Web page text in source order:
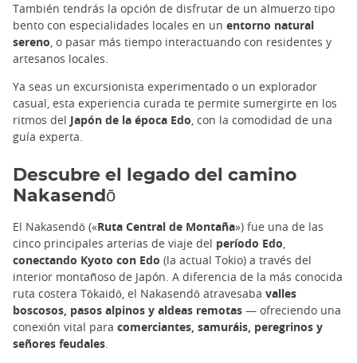
También tendrás la opción de disfrutar de un almuerzo tipo
bento con especialidades locales en un entorno natural
sereno, o pasar más tiempo interactuando con residentes y
artesanos locales.
Ya seas un excursionista experimentado o un explorador
casual, esta experiencia curada te permite sumergirte en los
ritmos del Japón de la época Edo, con la comodidad de una
guía experta.
Descubre el legado del camino
Nakasendō
El Nakasendō («Ruta Central de Montaña») fue una de las
cinco principales arterias de viaje del período Edo,
conectando Kyoto con Edo (la actual Tokio) a través del
interior montañoso de Japón. A diferencia de la más conocida
ruta costera Tōkaidō, el Nakasendō atravesaba valles
boscosos, pasos alpinos y aldeas remotas — ofreciendo una
conexión vital para comerciantes, samuráis, peregrinos y
señores feudales.